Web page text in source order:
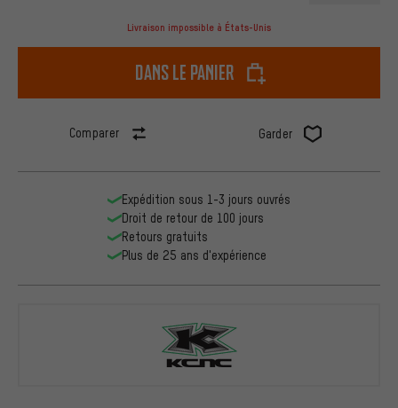
Livraison impossible à États-Unis
dans le panier
Comparer Garder
Expédition sous 1-3 jours ouvrés
Droit de retour de 100 jours
Retours gratuits
Plus de 25 ans d'expérience